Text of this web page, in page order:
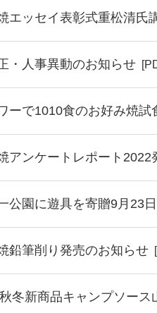
エッセイ表彰式重松清氏
・人事異動のお知らせ
ーで1010食のお好み焼試
アンケートレポート2022
公園に遊具を寄贈9月23
鉛筆削り発売のお知らせ
冬新商品キャンプソー